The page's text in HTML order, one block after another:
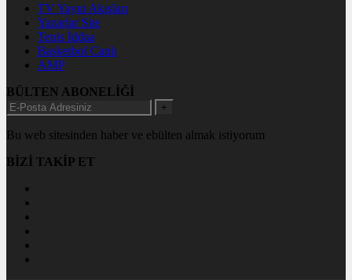
TV Yayın Akışları
Yazarlar Site
Tenis İddaa
Basketbol Canlı
AMP
BÜLTEN ABONELİĞİ
+
Bu web sitesinden haber ve ebülten almak istiyorum
BİZİ TAKİP ET